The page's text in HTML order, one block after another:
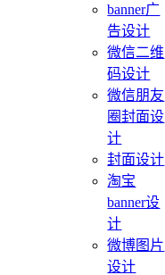
banner广
告设计
微信二维
码设计
微信朋友
圈封面设
计
封面设计
淘宝
banner设
计
微博图片
设计